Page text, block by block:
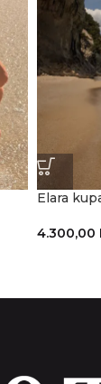
Elara
4.300,00